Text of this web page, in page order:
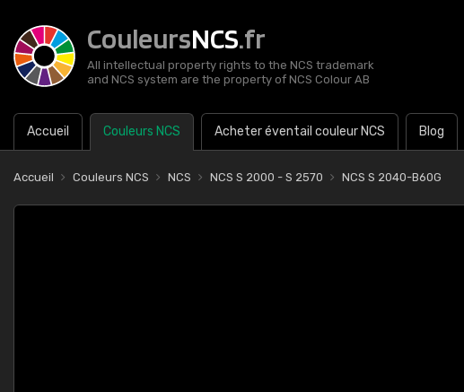
CouleursNCS.fr
All intellectual property rights to the NCS trademark
and NCS system are the property of NCS Colour AB
Accueil Couleurs NCS Acheter éventail couleur NCS Blog
Accueil Couleurs NCS NCS NCS S 2000 - S 2570 NCS S 2040-B60G